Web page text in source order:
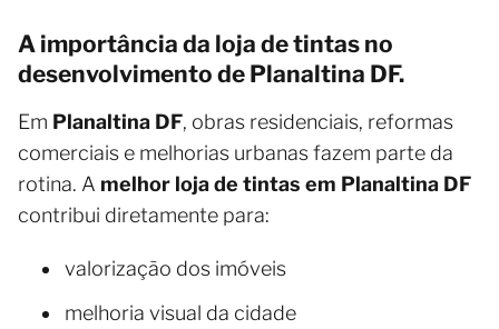
A importância da loja de tintas no
desenvolvimento de Planaltina DF.
Em Planaltina DF, obras residenciais, reformas
comerciais e melhorias urbanas fazem parte da
rotina. A melhor loja de tintas em Planaltina DF
contribui diretamente para:
valorização dos imóveis
melhoria visual da cidade